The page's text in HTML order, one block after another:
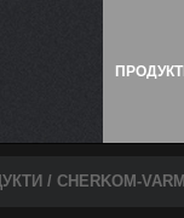
/ CHERKOM-